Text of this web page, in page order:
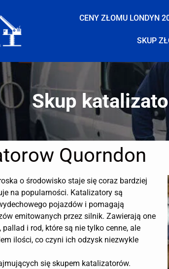
CENY ZŁOMU LONDYN
SKUP
Skup
Quorndon
o środowisko staje się coraz bardziej
na popularności. Katalizatory są
pojazdów i pomagają
emitowanych przez silnik. Zawierają one
i rod, które są nie tylko cenne, ale
ilości, co czyni ich odzysk niezwykle
się skupem katalizatorów.